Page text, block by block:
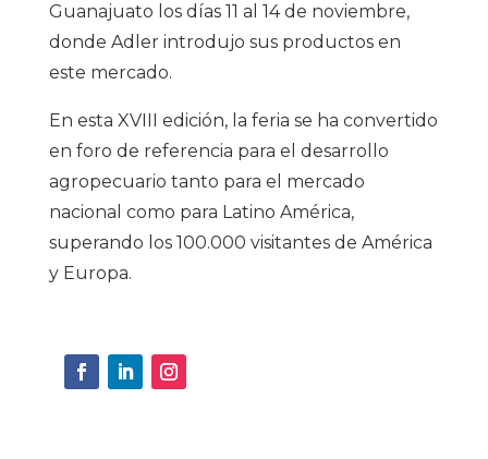
Guanajuato los días 11 al 14 de noviembre,
donde Adler introdujo sus productos en
este mercado.
En esta XVIII edición, la feria se ha convertido
en foro de referencia para el desarrollo
agropecuario tanto para el mercado
nacional como para Latino América,
superando los 100.000 visitantes de América
y Europa.